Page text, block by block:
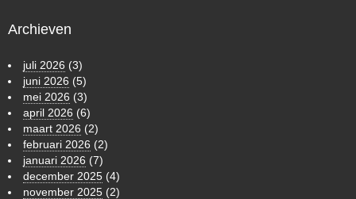
Archieven
juli 2026 (3)
juni 2026 (5)
mei 2026 (3)
april 2026 (6)
maart 2026 (2)
februari 2026 (2)
januari 2026 (7)
december 2025 (4)
november 2025 (2)